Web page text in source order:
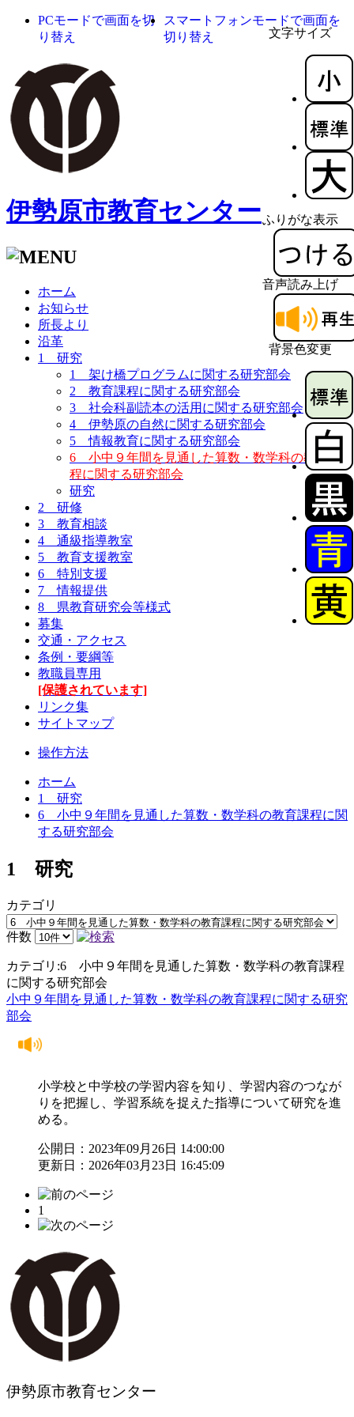
文字サイズ
ふりがな表示
音声読み上げ
背景色変更
PCモードで画面を切
り替え
スマートフォンモードで画面を
切り替え
伊勢原市教育センター
ホーム
お知らせ
所長より
沿革
1 研究
1 架け橋プログラムに関する研究部会
2 教育課程に関する研究部会
3 社会科副読本の活用に関する研究部会
4 伊勢原の自然に関する研究部会
5 情報教育に関する研究部会
6 小中９年間を見通した算数・数学科の教育課
程に関する研究部会
研究
2 研修
3 教育相談
4 通級指導教室
5 教育支援教室
6 特別支援
7 情報提供
8 県教育研究会等様式
募集
交通・アクセス
条例・要綱等
教職員専用
[保護されています]
リンク集
サイトマップ
操作方法
ホーム
1 研究
6 小中９年間を見通した算数・数学科の教育課程に関
する研究部会
1 研究
カテゴリ
件数
カテゴリ:6 小中９年間を見通した算数・数学科の教育課程
に関する研究部会
小中９年間を見通した算数・数学科の教育課程に関する研究
部会
小学校と中学校の学習内容を知り、学習内容のつなが
りを把握し、学習系統を捉えた指導について研究を進
める。
公開日：2023年09月26日 14:00:00
更新日：2026年03月23日 16:45:09
1
伊勢原市教育センター